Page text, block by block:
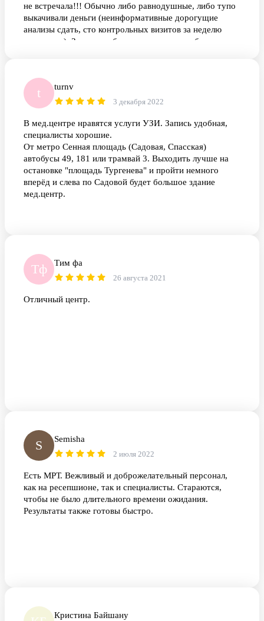
не встречала!!! Обычно либо равнодушные, либо тупо
выкачивали деньги (неинформативные дорогущие
анализы сдать, сто контрольных визитов за неделю
повторить). Здесь разобрались с моими проблемами и
t turnv
3 декабря 2022
В мед.центре нравятся услуги УЗИ. Запись удобная,
специалисты хорошие.
От метро Сенная площадь (Садовая, Спасская)
автобусы 49, 181 или трамвай 3. Выходить лучше на
остановке "площадь Тургенева" и пройти немного
вперёд и слева по Садовой будет большое здание
мед.центр.
Тф Тим фа
26 августа 2021
Отличный центр.
S Semisha
2 июля 2022
Есть МРТ. Вежливый и доброжелательный персонал,
как на ресепшионе, так и специалисты. Стараются,
чтобы не было длительного времени ожидания.
Результаты также готовы быстро.
Кристина Байшану